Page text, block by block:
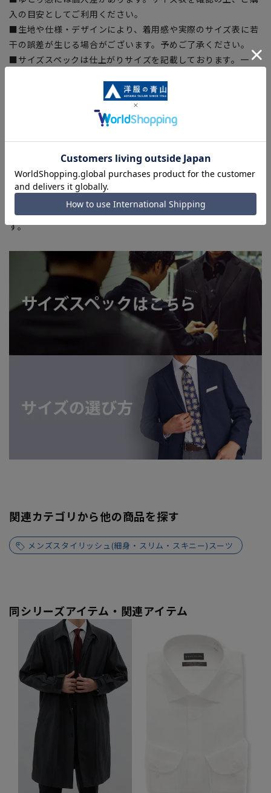
入の目安としてご利用ください。
■生地や仕様・デザインにより、着用感や実際のサイズ表に若
干の誤差が生じる場合がございます。予めご了承ください。
■サイズスペックは仕上がりサイズを記載しております。一
■ブラウザやお使いのモニター環境、また撮影時の室内外の光
加減により、実際の商品と掲載画像の色味が異なる場合がござ
上、ご注文いただいたタイミングにより欠品が発生し、ご注文
を完了できない場合がございます。予めご了承ください。
■お急ぎ発送のご注文につきましても、ご注文のタイミングに
よってはお急ぎ発送サービスを選択できない場合がございま
す。
関連カテゴリから他の商品を探す
メンズスタイリッシュ(細身・スリム・スキニー)スーツ
同シリーズアイテム・関連アイテム